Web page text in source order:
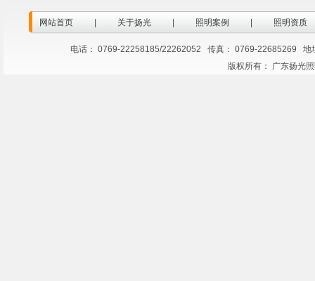
网站首页 关于扬光 照明案例 照明资质
电话： 0769-22258185/22262052 传真： 0769-22685269 地
版权所有： 广东扬光